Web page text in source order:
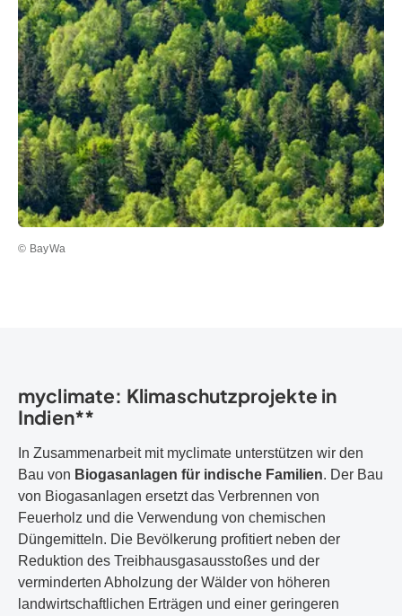
© BayWa
myclimate: Klimaschutzprojekte in
Indien**
In Zusammenarbeit mit myclimate unterstützen wir den
Bau von Biogasanlagen für indische Familien. Der Bau
von Biogasanlagen ersetzt das Verbrennen von
Feuerholz und die Verwendung von chemischen
Düngemitteln. Die Bevölkerung profitiert neben der
Reduktion des Treibhausgasausstoßes und der
verminderten Abholzung der Wälder von höheren
landwirtschaftlichen Erträgen und einer geringeren